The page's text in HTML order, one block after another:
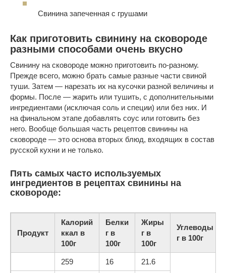
Свинина запеченная с грушами
Как приготовить свинину на сковороде
разными способами очень вкусно
Свинину на сковороде можно приготовить по-разному.
Прежде всего, можно брать самые разные части свиной
туши. Затем — нарезать их на кусочки разной величины и
формы. После — жарить или тушить, с дополнительными
ингредиентами (исключая соль и специи) или без них. И
на финальном этапе добавлять соус или готовить без
него. Вообще большая часть рецептов свинины на
сковороде — это основа вторых блюд, входящих в состав
русской кухни и не только.
Пять самых часто используемых
ингредиентов в рецептах свинины на
сковороде:
Продукт
Калорий
ккал в
100г
Белки
г в
100г
Жиры
г в
100г
Углеводы
г в 100г
259 16 21.6